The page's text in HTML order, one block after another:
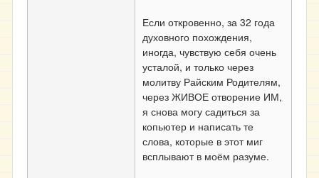
Если откровенно, за 32 года
духовного похождения,
иногда, чувствую себя очень
усталой, и только через
молитву Райским Родителям,
через ЖИВОЕ отворение ИМ,
я снова могу садиться за
копьютер и написать те
слова, которые в этот миг
всплывают в моём разуме.